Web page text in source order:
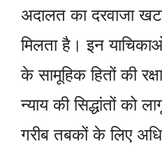
अदालत का दरवाजा
मिलता है। इन
के सामूहिक हितों की
न्याय की सिद्धांतों को
गरीब तबकों के लिए